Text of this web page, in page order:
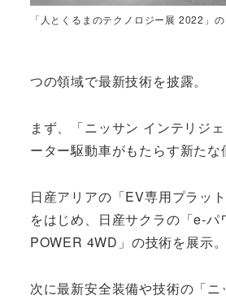
「人とくるまのテクノロジー展 2022」
つの領域で最新技術を披露。
まず、「ニッサン インテリジ
ーター駆動車がもたらす新たな
日産アリアの「EV専用プラッ
をはじめ、日産サクラの「e-
POWER 4WD」の技術を展示。
次に最新安全装備や技術の「